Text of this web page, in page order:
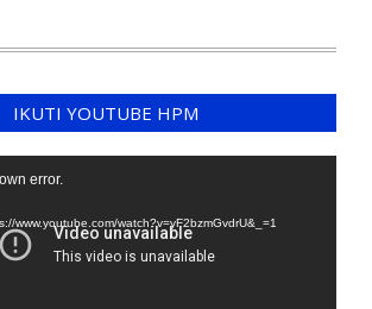
IKUTI YOUTUBE HPM
error.
www.youtube.com/watch?v=yF2bzmGvdrU&_=1